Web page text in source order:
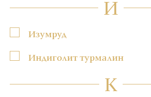
И
Изумруд
Индиголит турмалин
К